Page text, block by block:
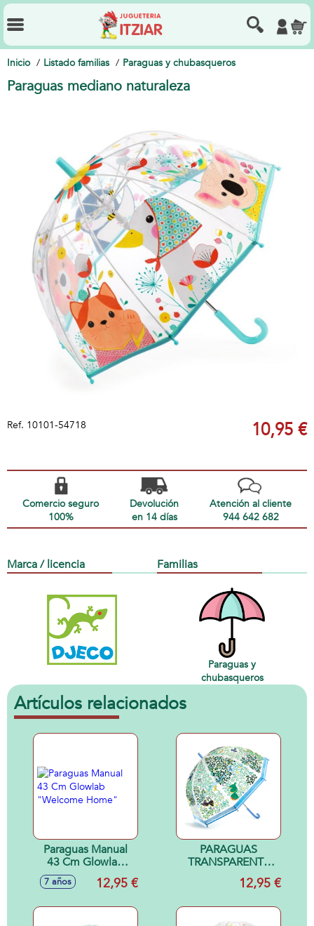
Inicio Listado familias Paraguas y chubasqueros
Paraguas mediano naturaleza
Ref. 10101-54718 10,95 €
Comercio seguro
100%
Devolución
en 14 días
Atención al cliente
944 642 682
Marca / licencia Familias
Paraguas y
chubasqueros
Artículos relacionados
Paraguas Manual
43 Cm Glowlab
"Welcome Home"
7 años 12,95 €
PARAGUAS
TRANSPARENTE
PAJAROS G12,95 €